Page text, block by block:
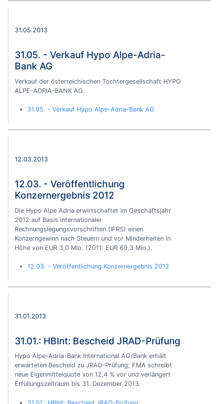
31.05.2013
31.05. - Verkauf Hypo Alpe-Adria-
Bank AG
Verkauf der österreichischen Tochtergesellschaft HYPO
ALPE-ADRIA-BANK AG.
31.05. - Verkauf Hypo Alpe-Adria-Bank AG
12.03.2013
12.03. - Veröffentlichung
Konzernergebnis 2012
Die Hypo Alpe Adria erwirtschaftet im Geschäftsjahr
2012 auf Basis internationaler
Rechnungslegungsvorschriften (IFRS) einen
Konzerngewinn nach Steuern und vor Minderheiten in
Höhe von EUR 3,0 Mio. (2011: EUR 69,3 Mio.).
12.03. - Veröffentlichung Konzernergebnis 2012
31.01.2013
31.01.: HBInt: Bescheid JRAD-Prüfung
Hypo Alpe-Adria-Bank International AG/Bank erhält
erwarteten Bescheid zu JRAD-Prüfung; FMA schreibt
neue Eigenmittelquote von 12,4 % vor und verlängert
Erfüllungszeitraum bis 31. Dezember 2013.